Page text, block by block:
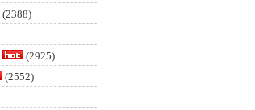
(2388)
(2925)
(2552)